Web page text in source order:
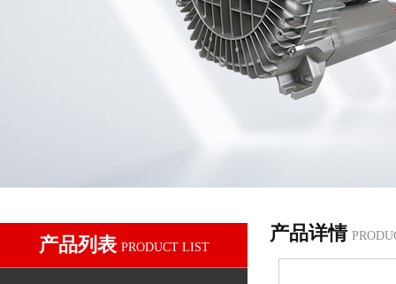
产品列表 PRODUCT LIST
产品详情